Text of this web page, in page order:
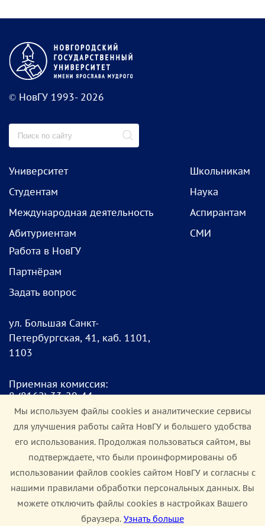
© НовГУ 1993- 2026
Университет
Студентам
Международная деятельность
Абитуриентам
Школьникам
Наука
Аспирантам
СМИ
Работа в НовГУ
Партнёрам
Задать вопрос
ул. Большая Санкт-
Петербургская, 41, каб. 1101,
1103
Приемная комиссия:
8(8162) 33-20-44
pk@novsu.ru
Чат для абитуриентов:
https://clc.li/Terrt
Мы в соцсетях:
Мы используем файлы cookies и аналитические сервисы
для улучшения работы сайта НовГУ и большего удобства
его использования. Продолжая пользоваться сайтом, вы
подтверждаете, что были проинформированы об
использовании файлов cookies сайтом НовГУ и согласны с
нашими правилами обработки персональных данных. Вы
можете отключить файлы cookies в настройках Вашего
браузера. Узнать больше